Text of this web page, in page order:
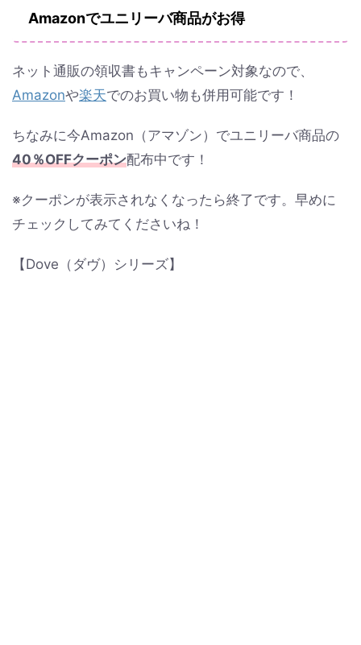
Amazonでユニリーバ商品がお得
ネット通販の領収書もキャンペーン対象なので、
Amazonや楽天でのお買い物も併用可能です！
ちなみに今Amazon（アマゾン）でユニリーバ商品の
40％OFFクーポン配布中です！
※クーポンが表示されなくなったら終了です。早めに
チェックしてみてくださいね！
【Dove（ダヴ）シリーズ】